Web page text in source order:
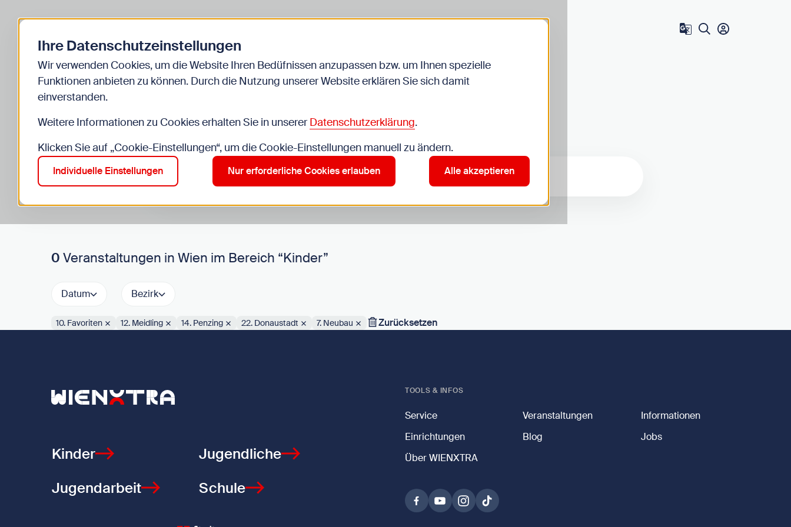
Zum Benutzer
Start Kinder Veranstaltungen
Veranstaltungen
Suche im Bereich “Kinder”
Suchen
0 Veranstaltungen in Wien im Bereich “Kinder”
Datum Bezirk
Aktive Filter:
10. Favoriten 12. Meidling 14. Penzing 22. Donaustadt 7. Neubau Zurücksetzen
Zurück zur Startseite
Kinder
Jugendliche
Jugendarbeit
Schule
TOOLS & INFOS
Service Veranstaltungen
Informationen
Einrichtungen
Blog
Jobs
Über WIENXTRA
Ihre Datenschutzeinstellungen
Wir verwenden Cookies, um die Website Ihren Bedüfnissen anzupassen bzw. um Ihnen spezielle
Funktionen anbieten zu können. Durch die Nutzung unserer Website erklären Sie sich damit
einverstanden.
Weitere Informationen zu Cookies erhalten Sie in unsererDatenschutzerklärung.
Klicken Sie auf „Cookie-Einstellungen“, um die Cookie-Einstellungen manuell zu ändern.
Individuelle Einstellungen Nur erforderliche Cookies erlauben Alle akzeptieren